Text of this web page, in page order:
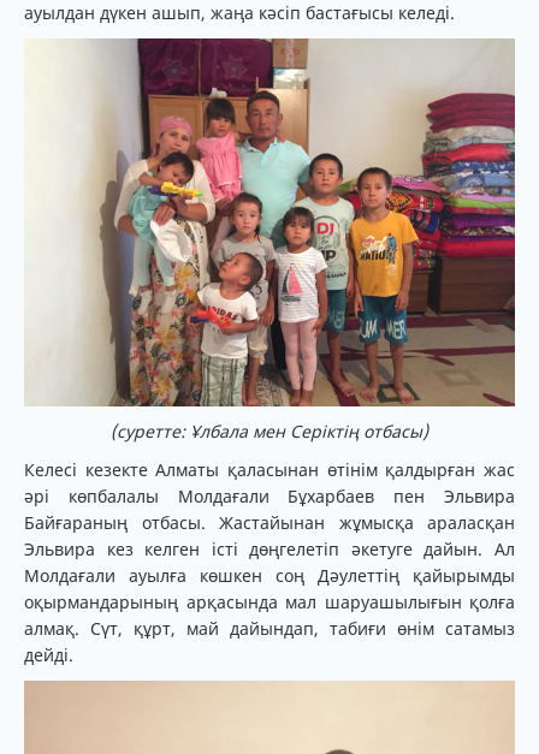
ауылдан дүкен ашып, жаңа кәсіп бастағысы келеді.
(суретте: Ұлбала мен Серіктің отбасы)
Келесі кезекте Алматы қаласынан өтінім қалдырған жас
әрі көпбалалы Молдағали Бұхарбаев пен Эльвира
Байғараның отбасы. Жастайынан жұмысқа араласқан
Эльвира кез келген істі дөңгелетіп әкетуге дайын. Ал
Молдағали ауылға көшкен соң Дәулеттің қайырымды
оқырмандарының арқасында мал шаруашылығын қолға
алмақ. Сүт, құрт, май дайындап, табиғи өнім сатамыз
дейді.